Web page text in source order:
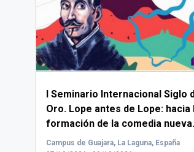
I Seminario Internacional Siglo
Oro. Lope antes de Lope: hacia
formación de la comedia nueva.
In memoriam Andrés Sánchez
Campus de Guajara, La Laguna, España